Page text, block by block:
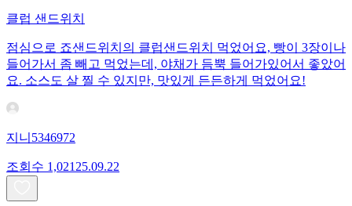
클럽 샌드위치
점심으로 죠샌드위치의 클럽샌드위치 먹었어요, 빵이 3장이나
들어가서 좀 빼고 먹었는데, 야채가 듬뿍 들어가있어서 좋았어
요. 소스도 살 찔 수 있지만, 맛있게 든든하게 먹었어요!
지니5346972
조회수 1,021 25.09.22